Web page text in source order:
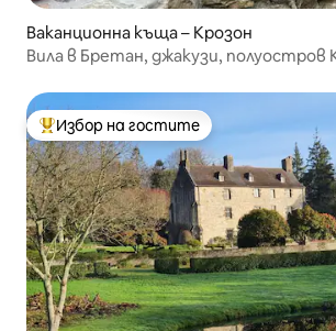
Ваканционна къща – Крозон
Вила в Бретан, джакузи, полуостров
Най-популярен избор на гостите
Избор на гостите